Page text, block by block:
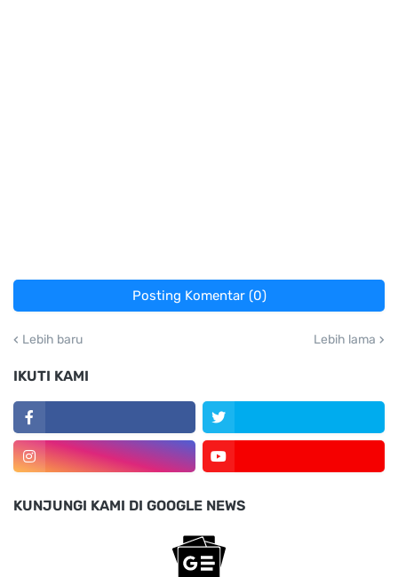
Posting Komentar (0)
Lebih baru Lebih lama
IKUTI KAMI
KUNJUNGI KAMI DI GOOGLE NEWS